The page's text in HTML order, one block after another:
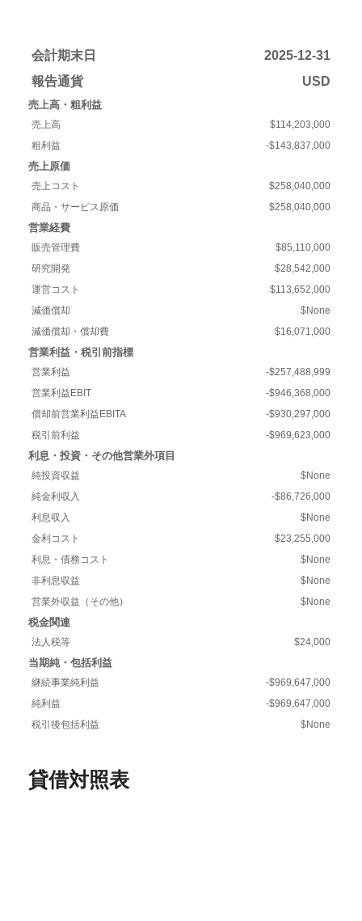
会計期末日
2025-12-31
報告通貨
USD
売上高・粗利益
売上高
$114,203,000
粗利益
-$143,837,000
売上原価
売上コスト
$258,040,000
商品・サービス原価
$258,040,000
営業経費
販売管理費
$85,110,000
研究開発
$28,542,000
運営コスト
$113,652,000
減価償却
$None
減価償却・償却費
$16,071,000
営業利益・税引前指標
営業利益
-$257,488,999
営業利益EBIT
-$946,368,000
償却前営業利益EBITA
-$930,297,000
税引前利益
-$969,623,000
利息・投資・その他営業外項目
純投資収益
$None
純金利収入
-$86,726,000
利息収入
$None
金利コスト
$23,255,000
利息・債務コスト
$None
非利息収益
$None
営業外収益（その他）
$None
税金関連
法人税等 $24,000
当期純・包括利益
継続事業純利益
-$969,647,000
純利益
-$969,647,000
税引後包括利益
$None
貸借対照表